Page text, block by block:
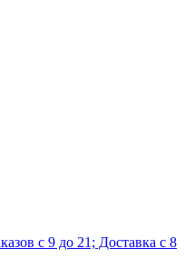
с 9 до 21; Доставка с 8